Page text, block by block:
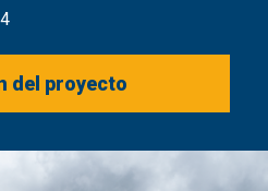
del proyecto